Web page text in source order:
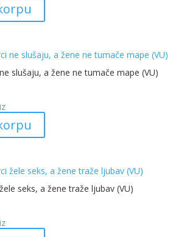
slušaju, a žene ne tumače mape (VU)
seks, a žene traže ljubav (VU)